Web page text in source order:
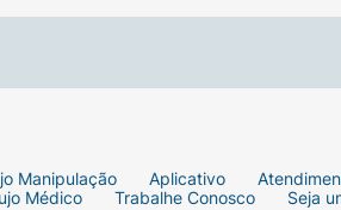
Manipulação Aplicativo
Médico Trabalhe Conosco Seja